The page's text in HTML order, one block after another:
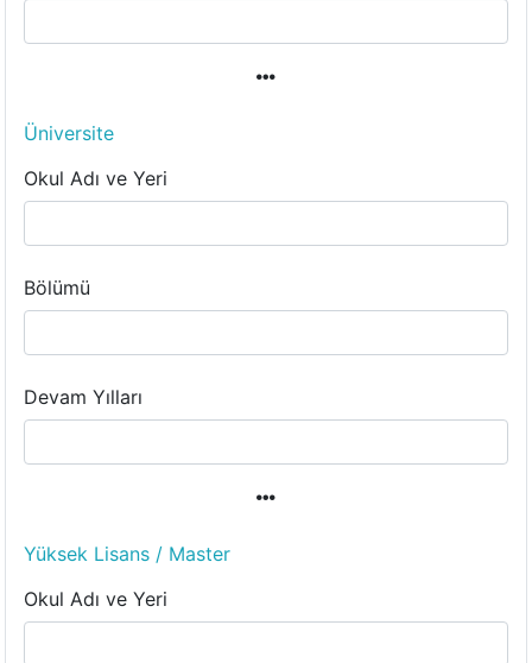
Üniversite
Okul Adı ve Yeri
Bölümü
Devam Yılları
Yüksek Lisans / Master
Okul Adı ve Yeri